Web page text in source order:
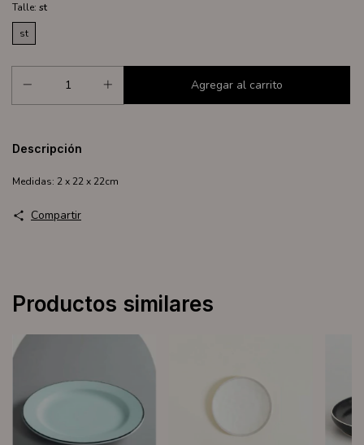
Talle: st
st
Descripción
Medidas: 2 x 22 x 22cm
Compartir
Productos similares